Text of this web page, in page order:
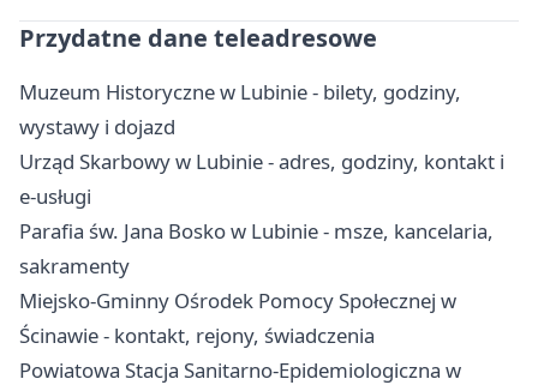
Przydatne dane teleadresowe
Muzeum Historyczne w Lubinie - bilety, godziny,
wystawy i dojazd
Urząd Skarbowy w Lubinie - adres, godziny, kontakt i
e-usługi
Parafia św. Jana Bosko w Lubinie - msze, kancelaria,
sakramenty
Miejsko-Gminny Ośrodek Pomocy Społecznej w
Ścinawie - kontakt, rejony, świadczenia
Powiatowa Stacja Sanitarno-Epidemiologiczna w